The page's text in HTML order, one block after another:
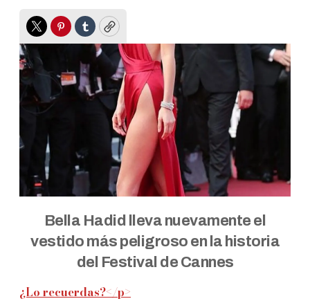
TwitterPinterest
TumblrCopy
Bella Hadid lleva nuevamente el
vestido más peligroso en la historia
del Festival de Cannes
¿Lo recuerdas?</p>